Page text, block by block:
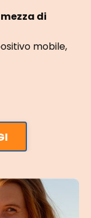
mezza di
mobile,